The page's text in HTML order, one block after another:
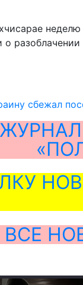
сбежал
ВСЕ